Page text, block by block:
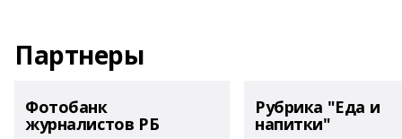
Партнеры
Фотобанк
журналистов РБ
Рубрика "Еда и
напитки"